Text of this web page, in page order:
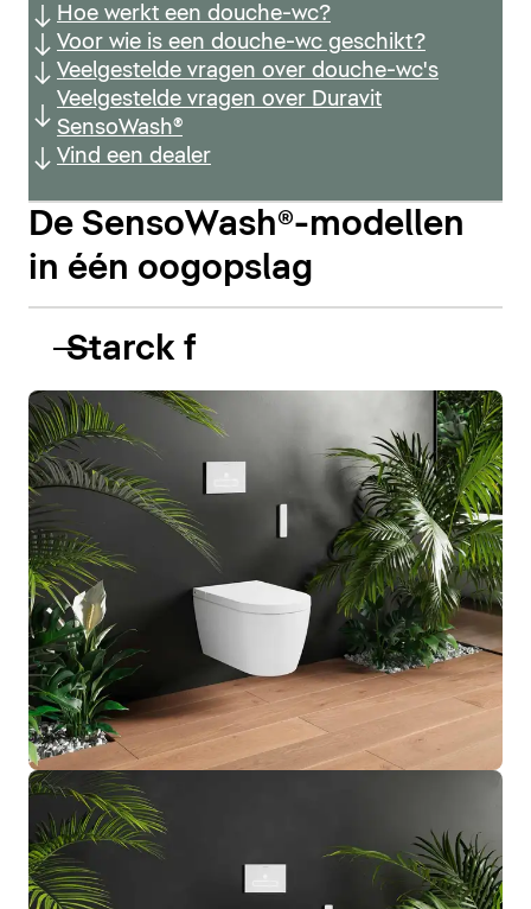
Hoe werkt een douche-wc?
Voor wie is een douche-wc geschikt?
Veelgestelde vragen over douche-wc's
Veelgestelde vragen over Duravit
SensoWash®
Vind een dealer
De SensoWash®-modellen
in één oogopslag
Starck f